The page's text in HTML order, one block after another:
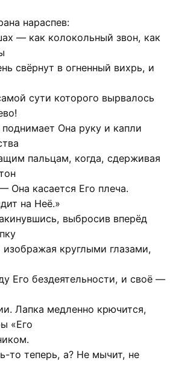
нараспев:
— как колокольный звон, как
свёрнут в огненный вихрь, и
сути которого вырвалось
Она руку и капли
пальцам, когда, сдерживая
Она касается Его плеча.
на Неё.»
выбросив вперёд
круглыми глазами,
Его бездеятельности, и своё —
Лапка медленно крючится,
«Его
то теперь, а? Не мычит, не